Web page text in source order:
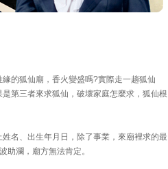
的狐仙廟，香火變盛嗎?實際走一趟狐仙
第三者來求狐仙，破壞家庭怎麼求，狐仙根
名、出生年月日，除了事業，來廟裡求的最
助瀾，廟方無法肯定。